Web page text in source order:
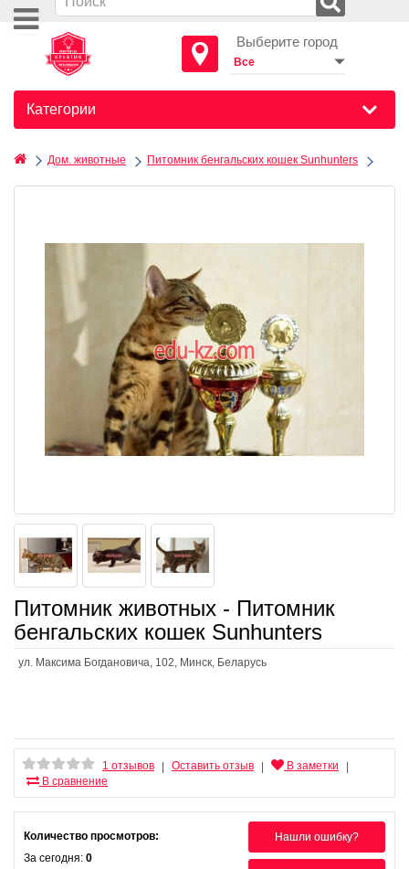
Выберите город
Категории
Дом. животные Питомник бенгальских кошек Sunhunters
Питомник животных - Питомник
бенгальских кошек Sunhunters
ул. Максима Богдановича, 102, Минск, Беларусь
1 отзывов Оставить отзыв В заметки
В сравнение
Нашли ошибку?
Количество просмотров:
За сегодня: 0